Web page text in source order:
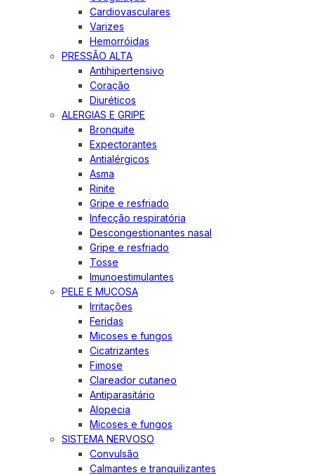
Cardiovasculares
Varizes
Hemorróidas
PRESSÃO ALTA
Antihipertensivo
Coração
Diuréticos
ALERGIAS E GRIPE
Bronquite
Expectorantes
Antialérgicos
Asma
Rinite
Gripe e resfriado
Infecção respiratória
Descongestionantes nasal
Gripe e resfriado
Tosse
Imunoestimulantes
PELE E MUCOSA
Irritações
Feridas
Micoses e fungos
Cicatrizantes
Fimose
Clareador cutaneo
Antiparasitário
Alopecia
Micoses e fungos
SISTEMA NERVOSO
Convulsão
Calmantes e tranquilizantes